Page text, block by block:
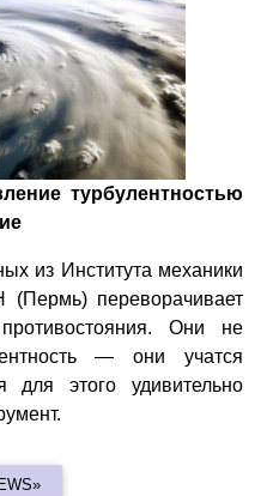
турбулентностью
из Института механики
переворачивает
Они не
— они учатся
для этого удивительно